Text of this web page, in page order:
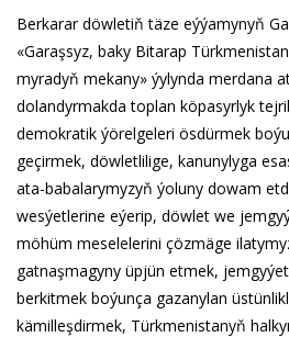
Berkarar döwletiň täze eýýamynyň
«Garaşsyz, baky Bitarap
myradyň mekany» ýylynda merdana
dolandyrmakda toplan köpasyrlyk
demokratik ýörelgeleri ösdürmek
geçirmek, döwletlilige, kanunylyga
ata-babalarymyzyň ýoluny dowam
wesýetlerine eýerip, döwlet we
möhüm meselelerini çözmäge
gatnaşmagyny üpjün etmek,
berkitmek boýunça gazanylan
kämilleşdirmek, Türkmenistanyň